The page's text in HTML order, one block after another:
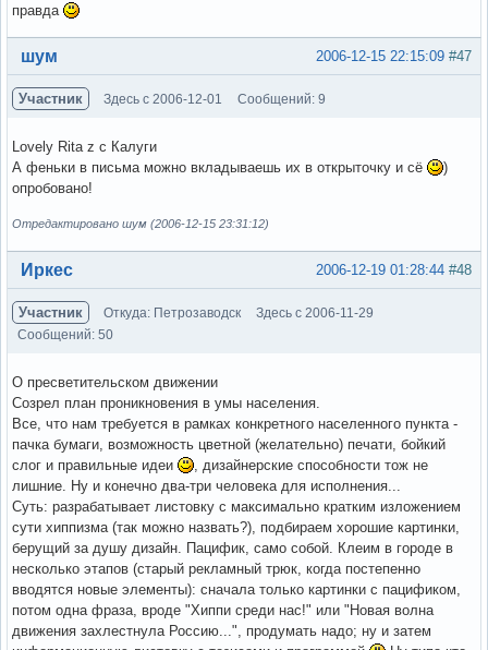
правда
Вне форума #47
2006-12-15 22:15:09
шум
Участник Здесь с 2006-12-01 Сообщений: 9
Lovely Rita z c Калуги
А феньки в письма можно вкладываешь их в открыточку и сё
)
опробовано!
Отредактировано шум (2006-12-15 23:31:12)
Вне форума #48
2006-12-19 01:28:44
Иркес
Участник Откуда: Петрозаводск
Здесь с 2006-11-29
Сообщений: 50
О пресветительском движении
Созрел план проникновения в умы населения.
Все, что нам требуется в рамках конкретного населенного пункта -
пачка бумаги, возможность цветной (желательно) печати, бойкий
слог и правильные идеи
, дизайнерские способности тож не
лишние. Ну и конечно два-три человека для исполнения...
Суть: разрабатывает листовку с максимально кратким изложением
сути хиппизма (так можно назвать?), подбираем хорошие картинки,
берущий за душу дизайн. Пацифик, само собой. Клеим в городе в
несколько этапов (старый рекламный трюк, когда постепенно
вводятся новые элементы): сначала только картинки с пацификом,
потом одна фраза, вроде "Хиппи среди нас!" или "Новая волна
движения захлестнула Россию...", продумать надо; ну и затем